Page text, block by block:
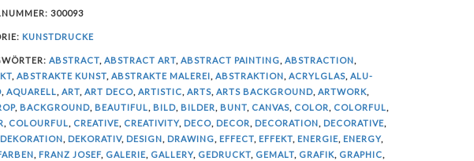
300093
KUNSTDRUCKE
ABSTRACT, ABSTRACT ART, ABSTRACT PAINTING, ABSTRACTION,
, ABSTRAKTE KUNST, ABSTRAKTE MALEREI, ABSTRAKTION, ACRYLGLAS, ALU-
, AQUARELL, ART, ART DECO, ARTISTIC, ARTS, ARTS BACKGROUND, ARTWORK,
, BACKGROUND, BEAUTIFUL, BILD, BILDER, BUNT, CANVAS, COLOR, COLORFUL,
, COLOURFUL, CREATIVE, CREATIVITY, DECO, DECOR, DECORATION, DECORATIVE,
DEKORATION, DEKORATIV, DESIGN, DRAWING, EFFECT, EFFEKT, ENERGIE, ENERGY,
, FRANZ JOSEF, GALERIE, GALLERY, GEDRUCKT, GEMALT, GRAFIK, GRAPHIC,